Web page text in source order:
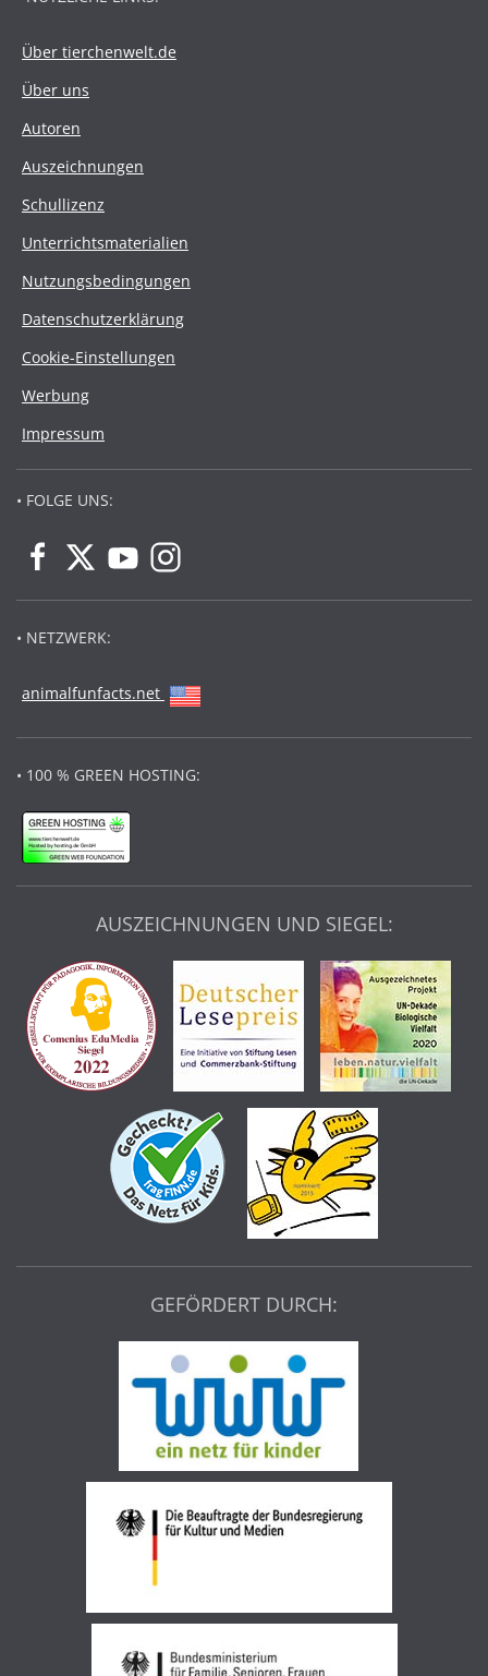
Über tierchenwelt.de
Über uns
Autoren
Auszeichnungen
Schullizenz
Unterrichtsmaterialien
Nutzungsbedingungen
Datenschutzerklärung
Cookie-Einstellungen
Werbung
Impressum
• FOLGE UNS:
• NETZWERK:
animalfunfacts.net
• 100 % GREEN HOSTING:
AUSZEICHNUNGEN UND SIEGEL:
GEFÖRDERT DURCH: